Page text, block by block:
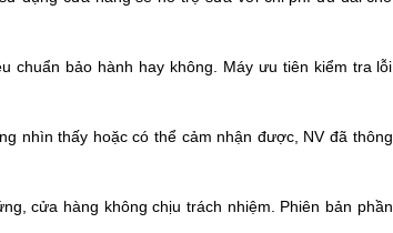
chuẩn bảo hành hay không. Máy ưu tiên kiểm tra lỗi
nhìn thấy hoặc có thể cảm nhận được, NV đã thông
cửa hàng không chịu trách nhiệm. Phiên bản phần